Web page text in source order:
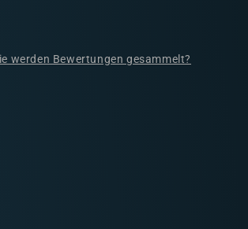
werden Bewertungen gesammelt?